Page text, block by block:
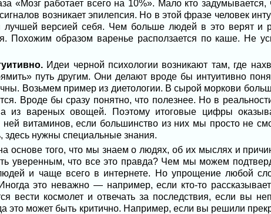
«Мозг работает всего на 10%». Мало кто задумывается,
возникает эпилепсия. Но в этой фразе человек
лучшей версией себя. Чем больше людей в это верят и
Похожим образом варенье расползается по каше. Не
Идеи черной психологии возникают там, где
путь другим. Они делают вроде бы интуитивно
Возьмем пример из диетологии. В сырой моркови
Вроде бы сразу понятно, что полезнее. Но в
из вареных овощей. Поэтому итоговые цифры
витаминов, если большинство из них мы просто не
здесь нужны специальные знания.
того, что мы знаем о людях, об их мыслях и
уверенным, что все это правда? Чем мы можем
и чаще всего в интернете. Но упрощение любой
это неважно — например, если кто-то
вести космолет и отвечать за последствия, если вы
это может быть критично. Например, если вы решили